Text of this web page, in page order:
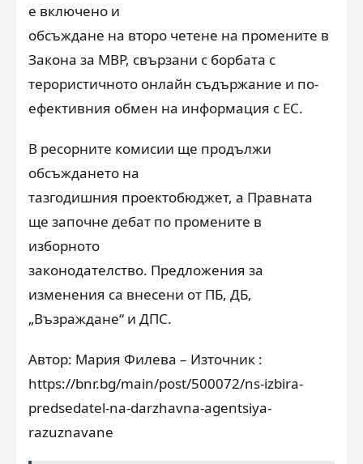
е включено и
обсъждане на второ четене на промените в
Закона за МВР, свързани с борбата с
терористичното онлайн съдържание и по-
ефективния обмен на информация с ЕС.
В ресорните комисии ще продължи
обсъждането на
тазгодишния проектобюджет, а Правната
ще започне дебат по промените в
изборното
законодателство. Предложения за
изменения са внесени от ПБ, ДБ,
„Възраждане“ и ДПС.
Автор: Мария Филева – Източник :
https://bnr.bg/main/post/500072/ns-izbira-
predsedatel-na-darzhavna-agentsiya-
razuznavane